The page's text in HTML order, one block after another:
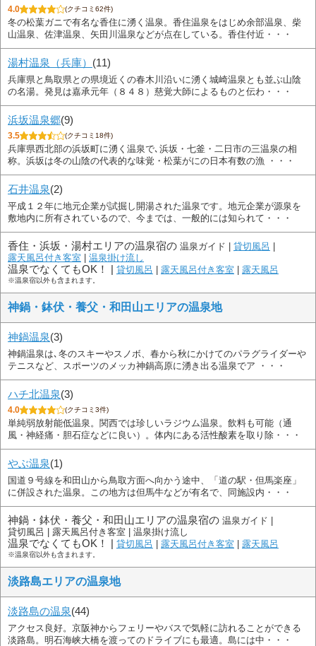
4.0 (クチコミ62件)
冬の松葉ガニで有名な香住に湧く温泉。香住温泉をはじめ余部温泉、柴
山温泉、佐津温泉、矢田川温泉などが点在している。香住付近・・・
湯村温泉（兵庫） (11)
兵庫県と鳥取県との県境近くの春木川沿いに湧く城崎温泉とも並ぶ山陰
の名湯。発見は嘉承元年（８４８）慈覚大師によるものと伝わ・・・
浜坂温泉郷(9)
3.5 (クチコミ18件)
兵庫県西北部の浜坂町に湧く温泉で､浜坂・七釜・二日市の三温泉の相
称。浜坂は冬の山陰の代表的な味覚・松葉がにの日本有数の漁 ・・・
石井温泉(2)
平成１２年に地元企業が試掘し開湯された温泉です。地元企業が源泉を
敷地内に所有されているので、今までは、一般的には知られて・・・
香住・浜坂・湯村エリアの温泉宿の 温泉ガイド | 貸切風呂 |
露天風呂付き客室 | 温泉掛け流し
温泉でなくてもOK！ | 貸切風呂 | 露天風呂付き客室 | 露天風呂
※温泉宿以外も含まれます。
神鍋・鉢伏・養父・和田山エリアの温泉地
神鍋温泉(3)
神鍋温泉は､冬のスキーやスノボ、春から秋にかけてのパラグライダーや
テニスなど、スポーツのメッカ神鍋高原に湧き出る温泉でア ・・・
ハチ北温泉(3)
4.0 (クチコミ3件)
単純弱放射能低温泉。関西では珍しいラジウム温泉。飲料も可能（通
風・神経痛・胆石症などに良い）。体内にある活性酸素を取り除・・・
やぶ温泉(1)
国道９号線を和田山から鳥取方面へ向かう途中、「道の駅・但馬楽座」
に併設された温泉。この地方は但馬牛などが有名で、同施設内・・・
神鍋・鉢伏・養父・和田山エリアの温泉宿の 温泉ガイド |
貸切風呂 | 露天風呂付き客室 | 温泉掛け流し
温泉でなくてもOK！ | 貸切風呂 | 露天風呂付き客室 | 露天風呂
※温泉宿以外も含まれます。
淡路島エリアの温泉地
淡路島の温泉(44)
アクセス良好。京阪神からフェリーやバスで気軽に訪れることができる
淡路島。明石海峡大橋を渡ってのドライブにも最適。島には中・・・